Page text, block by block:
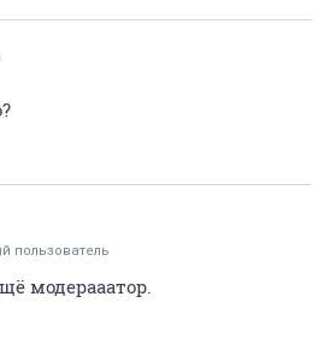
пользователь
модерааатор.